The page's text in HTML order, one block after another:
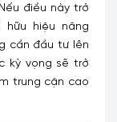
điều này trở
hiệu năng
cần đầu tư lên
kỳ vọng sẽ trở
trung cận cao